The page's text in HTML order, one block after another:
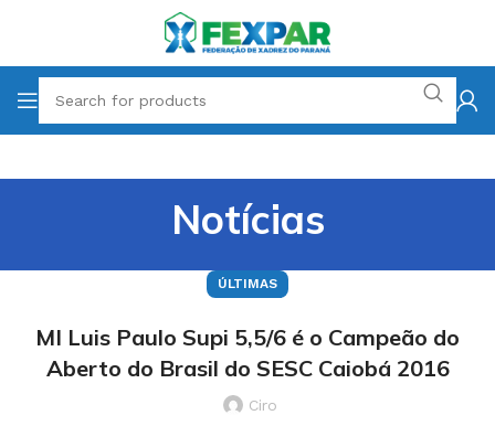
Notícias
ÚLTIMAS
MI Luis Paulo Supi 5,5/6 é o Campeão do
Aberto do Brasil do SESC Caiobá 2016
Ciro